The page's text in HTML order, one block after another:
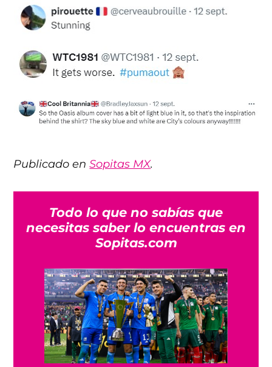
Publicado enSopitas MX.
Todo lo que no sabías que
necesitas saber lo encuentras en
Sopitas.com